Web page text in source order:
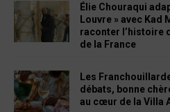
Élie Chouraqui
Louvre » avec Kad
raconter l’histoire
de la France
Les
débats, bonne
au cœur de la Villa